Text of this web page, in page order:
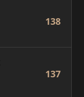
138
137